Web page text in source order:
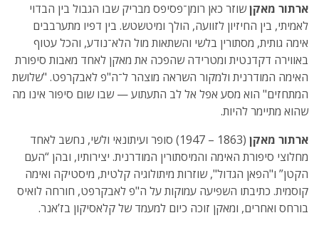
ארתור מאקןשוזר כאן רומן־פסיפס מבריק שבו הגבול בין הבדוי
לאמיתי, בין החיזיון לזוועה, הולך ומיטשטש. בין דפיו מתערבבים
אימה גותית, מסתורין בלשי והשתאות מול הלא־נודע, והכל עטוף
באווירה דקדנטית ומטרידה שהפכה את מאקן לאחד מאבות סיפורת
האימה המודרנית ולמקור השראה מוצהר ל־ה"פ לאבקרפט. "שלושת
המתחזים" הוא מסע אפל אל לב התעתוע — שבו שום סיפור אינו מה
שהוא מתיימר להיות.
ארתור מאקן
(1863 – 1947) סופר ועיתונאי ולשי, נחשב לאחד
מחלוצי סיפורת האימה והמיסתורין המודרנית. יצירותיו, ובהן “העם
הקטן” ו"הפאן הגדול", שוזרות מיתולוגיה קלטית, מיסטיקה ואימה
קוסמית. כתיבתו השפיעה עמוקות על ה"פ לאבקרפט, חורחה לואיס
בורחס ואחרים, ומאקן זוכה כיום למעמד של קלאסיקון בז’אנר.